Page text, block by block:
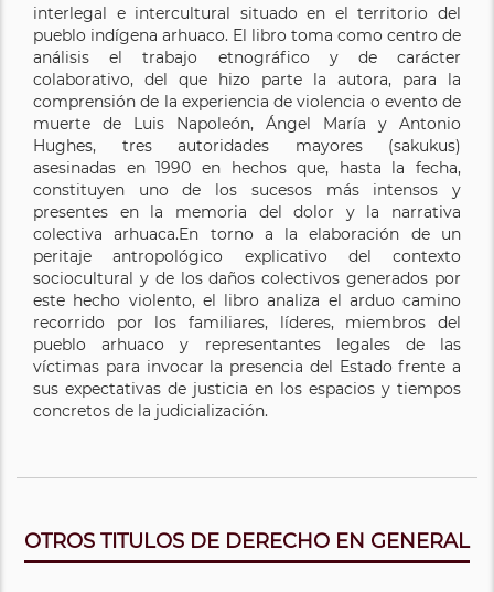
interlegal e intercultural situado en el territorio del
pueblo indígena arhuaco. El libro toma como centro de
análisis el trabajo etnográfico y de carácter
colaborativo, del que hizo parte la autora, para la
comprensión de la experiencia de violencia o evento de
muerte de Luis Napoleón, Ángel María y Antonio
Hughes, tres autoridades mayores (sakukus)
asesinadas en 1990 en hechos que, hasta la fecha,
constituyen uno de los sucesos más intensos y
presentes en la memoria del dolor y la narrativa
colectiva arhuaca.En torno a la elaboración de un
peritaje antropológico explicativo del contexto
sociocultural y de los daños colectivos generados por
este hecho violento, el libro analiza el arduo camino
recorrido por los familiares, líderes, miembros del
pueblo arhuaco y representantes legales de las
víctimas para invocar la presencia del Estado frente a
sus expectativas de justicia en los espacios y tiempos
concretos de la judicialización.
OTROS TITULOS DE DERECHO EN GENERAL